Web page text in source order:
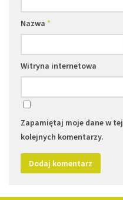
Nazwa *
Witryna internetowa
Zapamiętaj moje dane w
kolejnych komentarzy.